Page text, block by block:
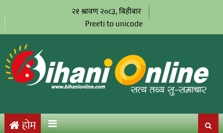
२१ श्रावण २०८३, बिहीबार
Preeti to unicode
होम